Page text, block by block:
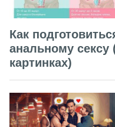
Как
анальному сексу
картинках)